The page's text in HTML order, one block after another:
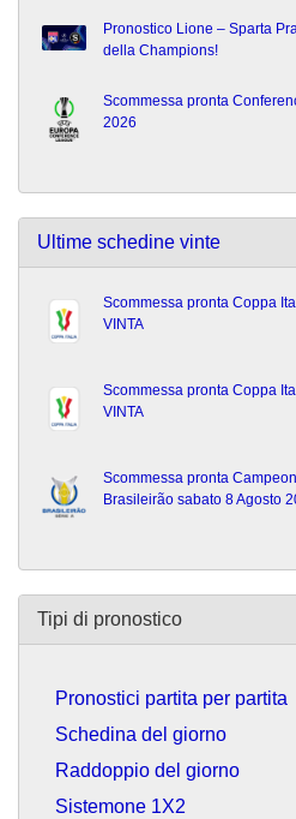
Pronostico Lione – Sparta
della Champions!
Scommessa pronta
2026
Ultime schedine vinte
Scommessa pronta Coppa
VINTA
Scommessa pronta Coppa
VINTA
Scommessa pronta
Brasileirão sabato 8 Agosto
Tipi di pronostico
Pronostici partita per partita
Schedina del giorno
Raddoppio del giorno
Sistemone 1X2